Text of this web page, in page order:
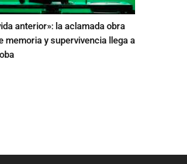
anterior»: la aclamada obra
memoria y supervivencia llega a